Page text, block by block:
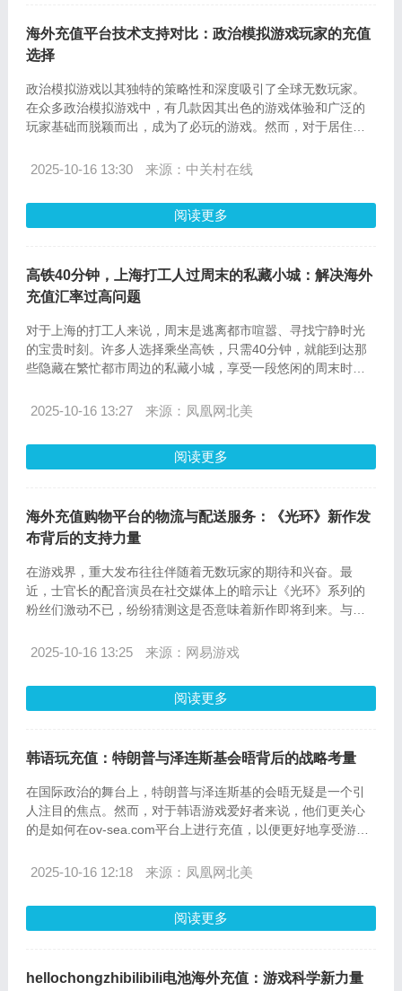
海外充值平台技术支持对比：政治模拟游戏玩家的充值
选择
政治模拟游戏以其独特的策略性和深度吸引了全球无数玩家。
在众多政治模拟游戏中，有几款因其出色的游戏体验和广泛的
玩家基础而脱颖而出，成为了必玩的游戏。然而，对于居住在
的问题。本文将对海外充值平台进行技术支持对比，并介绍在
政治模拟游戏的乐趣。
2025-10-16 13:30 来源：中关村在线
阅读更多
高铁40分钟，上海打工人过周末的私藏小城：解决海外
充值汇率过高问题
对于上海的打工人来说，周末是逃离都市喧嚣、寻找宁静时光
的宝贵时刻。许多人选择乘坐高铁，只需40分钟，就能到达那
些隐藏在繁忙都市周边的私藏小城，享受一段悠闲的周末时
他们还面临着一个共同的问题——如何解决海外充值汇率过高
海外生活更加轻松便捷。
2025-10-16 13:27 来源：凤凰网北美
阅读更多
海外充值购物平台的物流与配送服务：《光环》新作发
布背后的支持力量
在游戏界，重大发布往往伴随着无数玩家的期待和兴奋。最
近，士官长的配音演员在社交媒体上的暗示让《光环》系列的
粉丝们激动不已，纷纷猜测这是否意味着新作即将到来。与此
着至关重要的角色，它们确保了全球玩家能够及时享受到最新
2025-10-16 13:25 来源：网易游戏
阅读更多
韩语玩充值：特朗普与泽连斯基会晤背后的战略考量
在国际政治的舞台上，特朗普与泽连斯基的会晤无疑是一个引
人注目的焦点。然而，对于韩语游戏爱好者来说，他们更关心
的是如何在ov-sea.com平台上进行充值，以便更好地享受游戏
解答，帮助玩家轻松掌握韩语游戏的充值技巧。
2025-10-16 12:18 来源：凤凰网北美
阅读更多
hellochongzhibilibili电池海外充值：游戏科学新力量